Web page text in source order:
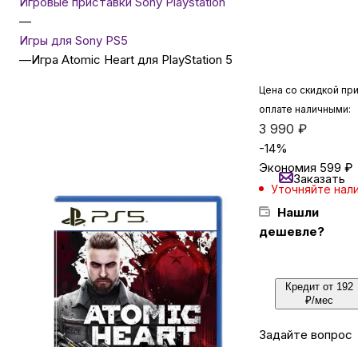
Бытовая техника
Красота и здоровье
Сумки и чемоданы
Для дома и дачи
—
Игры для Sony PS5
—Игра Atomic Heart для PlayStation 5
Цена со скидкой при
оплате наличными:
3 990 ₽
-14%
Экономия 599 ₽
Уточняйте
Нашли
дешевле?
Заказать
Кредит от 192
₽/мес
Задайте вопрос